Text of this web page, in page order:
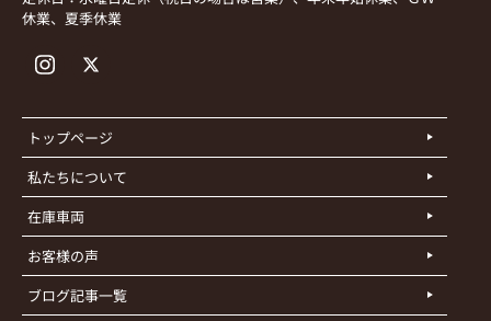
休業、夏季休業
トップページ
私たちについて
在庫車両
お客様の声
ブログ記事一覧